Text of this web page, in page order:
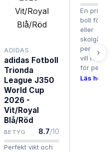
ADIDAS
adidas Fotboll
Trionda
League J350
World Cup
2026 -
Vit/Royal
Blå/Röd
BETYG 8.7/10
Perfekt vikt och
En
boll för
eller
perfekt
vill ha
för
Läs hela
›